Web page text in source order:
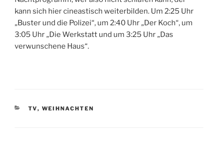
kann sich hier cineastisch weiterbilden. Um 2:25 Uhr
„Buster und die Polizei“, um 2:40 Uhr „Der Koch“, um
3:05 Uhr „Die Werkstatt und um 3:25 Uhr „Das
verwunschene Haus“.
KATEGORIEN
TV, WEIHNACHTEN